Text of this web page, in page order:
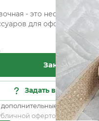
- это необходимая
для оформления
Заказать
Задать вопрос
опции
офертой